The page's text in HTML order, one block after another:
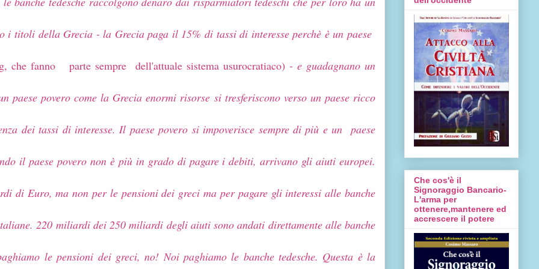
i titoli della Grecia - la Grecia paga il 15% di tassi di interesse perchè è un paese
che fanno parte sempre dell'attuale sistema usurocratiaco) - e guadagnano un
paese povero come la Grecia enormi risorse si tresferiscono verso un paese ricco
dei tassi di interesse. Il paese povero si impoverisce sempre di più e un paese
il paese povero non è più in grado di pagare i debiti, arrivano gli aiuti europei.
di Euro, ma non per le pensioni dei greci ma per pagare gli interessi alle banche
220 miliardi dei 250 miliardi degli aiuti sono andati direttamente alle banche
le pensioni dei greci, no! Noi paghiamo le banche tedesche. Questa è la
Che cos'è il
Signoraggio Bancario-
L'arma per
ottenere,mantenere ed
accrescere il potere